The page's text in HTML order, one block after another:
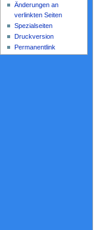
Änderungen an
verlinkten Seiten
Spezialseiten
Druckversion
Permanentlink